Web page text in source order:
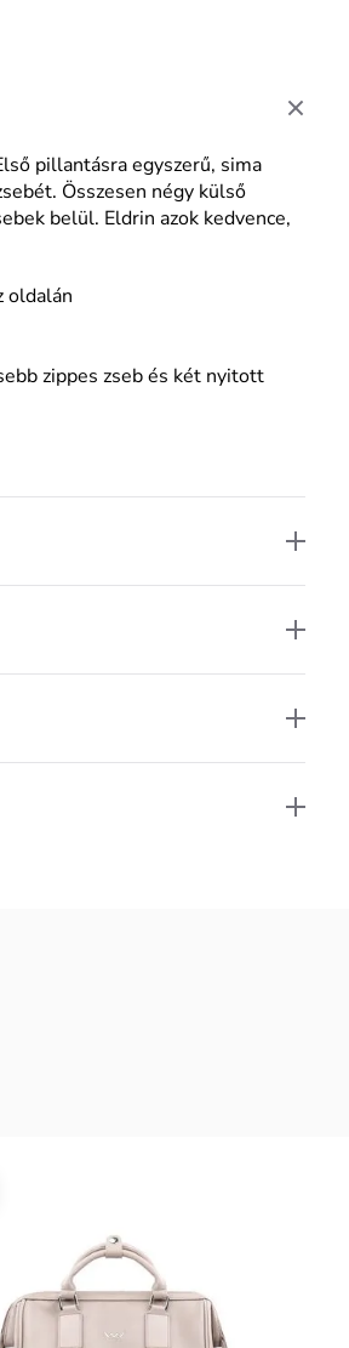
pillantásra egyszerű, sima
Összesen négy külső
belül. Eldrin azok kedvence,
oldalán
zippes zseb és két nyitott